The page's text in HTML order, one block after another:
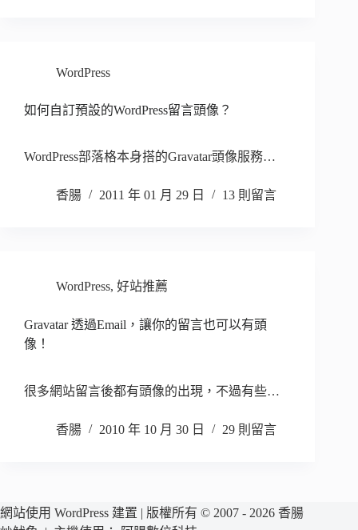
WordPress
如何自訂預設的WordPress留言頭像？
WordPress部落格本身搭的Gravatar頭像服務…
香腸 2011 年 01 月 29 日 13 則留言
WordPress, 好站推薦
Gravatar 透過Email，讓你的留言也可以有頭
像！
很多網站留言後都有頭像的出現，不過有些…
香腸 2010 年 10 月 30 日 29 則留言
網站使用 WordPress 建置 | 版權所有 © 2007 - 2026 香腸